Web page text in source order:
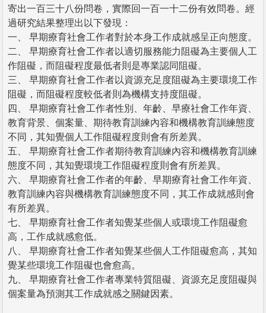
寄出一百三十八份問卷，實際回一百一十二份有效問卷。經
過研究結果整理出以下發現：
一、 早期療育社會工作者對於本身工作成就感呈正向態度。
二、 早期療育社會工作者以適切服務能力阻礙為主要個人工
作阻礙，而阻礙程度最低者則是專業認同阻礙。
三、 早期療育社會工作者以資源充足度阻礙為主要環境工作
阻礙，而阻礙程度較低者則為機構支持度阻礙。
四、 早期療育社會工作者性別、年齡、早療社會工作年資、
教育背景、個案量、期待教育訓練內容和機構教育訓練態度
不同，其知覺個人工作阻礙程度則會有所差異。
五、 早期療育社會工作者期待教育訓練內容和機構教育訓練
態度不同，其知覺環境工作阻礙程度則會有所差異。
六、 早期療育社會工作者的年齡、早期療育社會工作年資、
教育訓練內容與機構教育訓練態度不同，其工作成就感則會
有所差異。
七、 早期療育社會工作者知覺某些個人或環境工作阻礙愈
高，工作成就感愈低。
八、 早期療育社會工作者知覺某些個人工作阻礙愈高，其知
覺某些環境工作阻礙也會愈高。
九、 早期療育社會工作者專業特質阻礙、資源充足度阻礙與
個案量為預測其工作成就感之關鍵因素。